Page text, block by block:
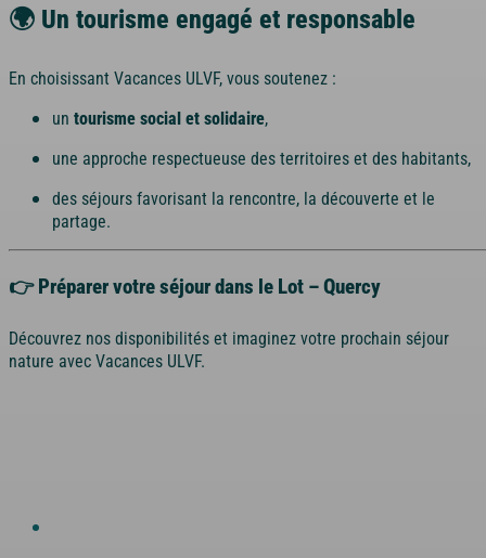
🌍 Un tourisme engagé et responsable
En choisissant Vacances ULVF, vous soutenez :
un tourisme social et solidaire,
une approche respectueuse des territoires et des habitants,
des séjours favorisant la rencontre, la découverte et le
partage.
👉 Préparer votre séjour dans le Lot – Quercy
Découvrez nos disponibilités et imaginez votre prochain séjour
nature avec Vacances ULVF.